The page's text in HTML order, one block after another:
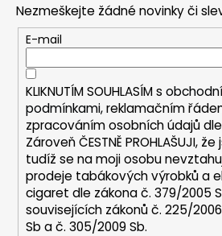
a
c
í
p
r
v
k
y
v
ý
p
i
Nezmeškejte žádné novinky či
E-mail
KLIKNUTÍM SOUHLASÍM s
podmínkami,reklamačním
zpracováním osobních údajů
Zároveň ČESTNĚ PROHLAŠUJI,
tudíž se na moji osobu
prodeje tabákových výrobků a
cigaret dle zákona č. 379/2005
souvisejících zákonů č. 225/
Sb a č. 305/2009 Sb.